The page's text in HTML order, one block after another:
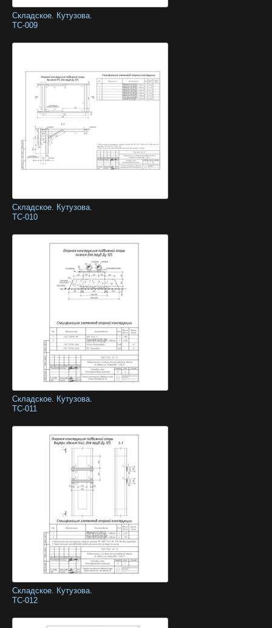
Складское. Кутузова.
ТС-009
Складское. Кутузова.
ТС-010
Складское. Кутузова.
ТС-011
Складское. Кутузова.
ТС-012